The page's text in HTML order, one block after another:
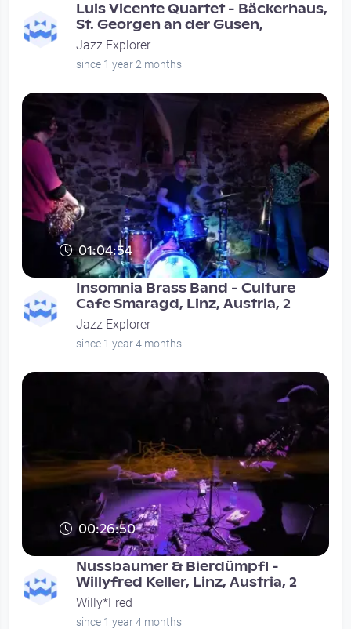
Luis Vicente Quartet - Bäckerhaus,
St. Georgen an der Gusen,
Jazz Explorer
since 1 year 2 months
01:04:54
Insomnia Brass Band - Culture
Cafe Smaragd, Linz, Austria, 2
Jazz Explorer
since 1 year 4 months
00:26:50
Nussbaumer & Bierdümpfl -
Willyfred Keller, Linz, Austria, 2
Willy*Fred
since 1 year 4 months